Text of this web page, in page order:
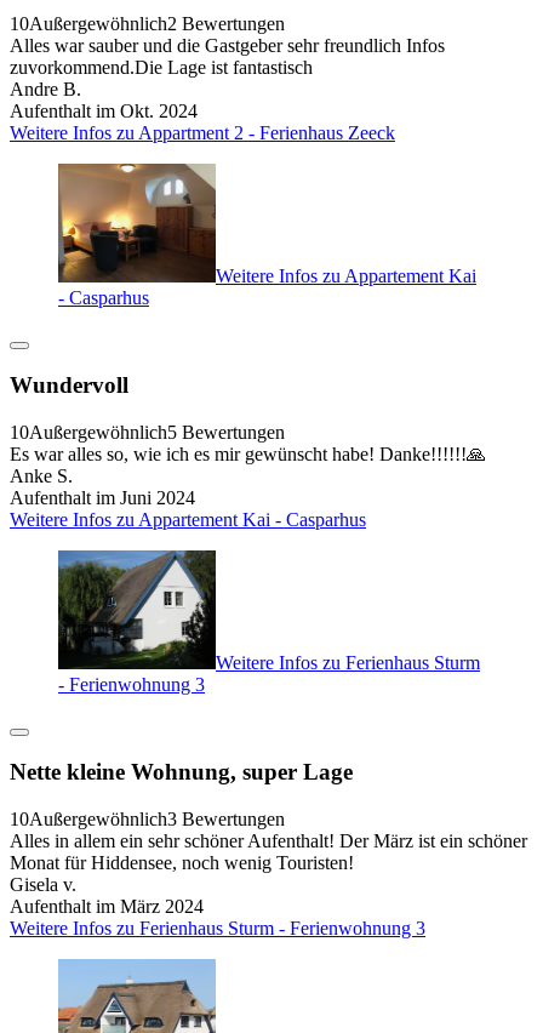
10Außergewöhnlich2 Bewertungen
Alles war sauber und die Gastgeber sehr freundlich Infos
zuvorkommend.Die Lage ist fantastisch
Andre B.
Aufenthalt im Okt. 2024
Weitere Infos zu Appartment 2 - Ferienhaus Zeeck
Weitere Infos zu Appartement Kai
- Casparhus
Wundervoll
10Außergewöhnlich5 Bewertungen
Es war alles so, wie ich es mir gewünscht habe! Danke!!!!!!🙏
Anke S.
Aufenthalt im Juni 2024
Weitere Infos zu Appartement Kai - Casparhus
Weitere Infos zu Ferienhaus Sturm
- Ferienwohnung 3
Nette kleine Wohnung, super Lage
10Außergewöhnlich3 Bewertungen
Alles in allem ein sehr schöner Aufenthalt! Der März ist ein schöner
Monat für Hiddensee, noch wenig Touristen!
Gisela v.
Aufenthalt im März 2024
Weitere Infos zu Ferienhaus Sturm - Ferienwohnung 3